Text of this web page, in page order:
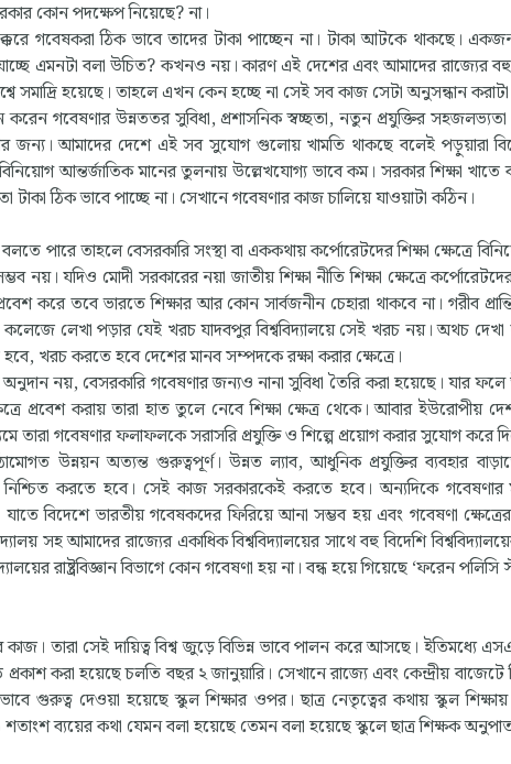
কোন পদক্ষেপ নিয়েছে? না।
গবেষকরা ঠিক ভাবে তাদের টাকা পাচ্ছেন না। টাকা আটকে থাকছে।
এমনটা বলা উচিত? কখনও নয়। কারণ এই দেশের এবং আমাদের রাজ্যের বহু
সমাদ্রি হয়েছে। তাহলে এখন কেন হচ্ছে না সেই সব কাজ সেটা অনুসন্ধান
গবেষণার উন্নততর সুবিধা, প্রশাসনিক স্বচ্ছতা, নতুন প্রযুক্তির সহজলভ্যতা
জন্য। আমাদের দেশে এই সব সুযোগ গুলোয় খামতি থাকছে বলেই পড়ুয়ারা
আন্তর্জাতিক মানের তুলনায় উল্লেখযোগ্য ভাবে কম। সরকার শিক্ষা খাতে ব্যয়
ঠিক ভাবে পাচ্ছে না। সেখানে গবেষণার কাজ চালিয়ে যাওয়াটা কঠিন।
পারে তাহলে বেসরকারি সংস্থা বা এককথায় কর্পোরেটদের শিক্ষা ক্ষেত্রে
নয়। যদিও মোদী সরকারের নয়া জাতীয় শিক্ষা নীতি শিক্ষা ক্ষেত্রে
করে তবে ভারতে শিক্ষার আর কোন সার্বজনীন চেহারা থাকবে না। গরীব
লেখা পড়ার যেই খরচ যাদবপুর বিশ্ববিদ্যালয়ে সেই খরচ নয়। অথচ দেখা
খরচ করতে হবে দেশের মানব সম্পদকে রক্ষা করার ক্ষেত্রে।
নয়, বেসরকারি গবেষণার জন্যও নানা সুবিধা তৈরি করা হয়েছে। যার ফলে
প্রবেশ করায় তারা হাত তুলে নেবে শিক্ষা ক্ষেত্র থেকে। আবার ইউরোপীয়
তারা গবেষণার ফলাফলকে সরাসরি প্রযুক্তি ও শিল্পে প্রয়োগ করার সুযোগ করে
উন্নয়ন অত্যন্ত গুরুত্বপূর্ণ। উন্নত ল্যাব, আধুনিক প্রযুক্তির ব্যবহার
নিশ্চিত করতে হবে। সেই কাজ সরকারকেই করতে হবে। অন্যদিকে গবেষণার
বিদেশে ভারতীয় গবেষকদের ফিরিয়ে আনা সম্ভব হয় এবং গবেষণা ক্ষেত্রের
সহ আমাদের রাজ্যের একাধিক বিশ্ববিদ্যালয়ের সাথে বহু বিদেশি
রাষ্ট্রবিজ্ঞান বিভাগে কোন গবেষণা হয় না। বন্ধ হয়ে গিয়েছে ‘ফরেন পলিসি
কাজ। তারা সেই দায়িত্ব বিশ্ব জুড়ে বিভিন্ন ভাবে পালন করে আসছে। ইতিমধ্যে
করা হয়েছে চলতি বছর ২ জানুয়ারি। সেখানে রাজ্যে এবং কেন্দ্রীয় বাজেটে
গুরুত্ব দেওয়া হয়েছে স্কুল শিক্ষার ওপর। ছাত্র নেতৃত্বের কথায় স্কুল
ব্যয়ের কথা যেমন বলা হয়েছে তেমন বলা হয়েছে স্কুলে ছাত্র শিক্ষক